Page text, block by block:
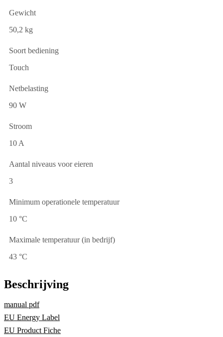
Gewicht
50,2 kg
Soort bediening
Touch
Netbelasting
90 W
Stroom
10 A
Aantal niveaus voor eieren
3
Minimum operationele temperatuur
10 °C
Maximale temperatuur (in bedrijf)
43 °C
Beschrijving
manual pdf
EU Energy Label
EU Product Fiche